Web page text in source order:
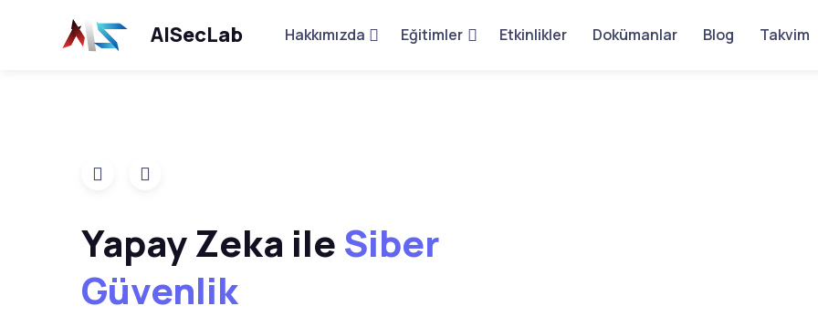
AISecLab Hakkımızda Eğitimler Etkinlikler Dokümanlar Blog Takvim
Yapay Zeka ile Siber
Güvenlik